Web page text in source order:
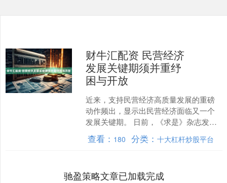
财牛汇配资 民营经济
发展关键期须并重纾
困与开放
近来，支持民营经济高质量发展的重磅
动作频出，显示出民营经济面临又一个
发展关键期。 日前，《求是》杂志发表
了中共中央总书记、国家主席、中央军
委主席习近平今年2月出....
查看： 180 分类：十大杠杆炒股平台
驰盈策略文章已加载完成